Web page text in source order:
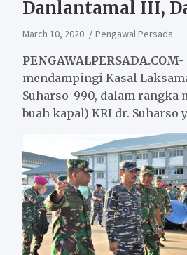
Danlantamal III,
March 10, 2020 Pengawal Persada
PENGAWALPERSADA.COM-
mendampingi Kasal
Suharso-990, dalam rangka
buah kapal) KRI dr. Suharso